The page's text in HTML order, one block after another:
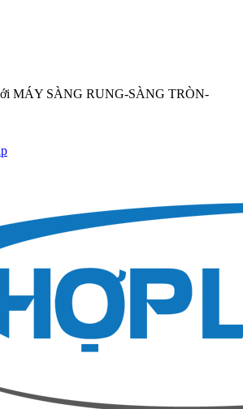
MÁY SÀNG RUNG-SÀNG TRÒN-